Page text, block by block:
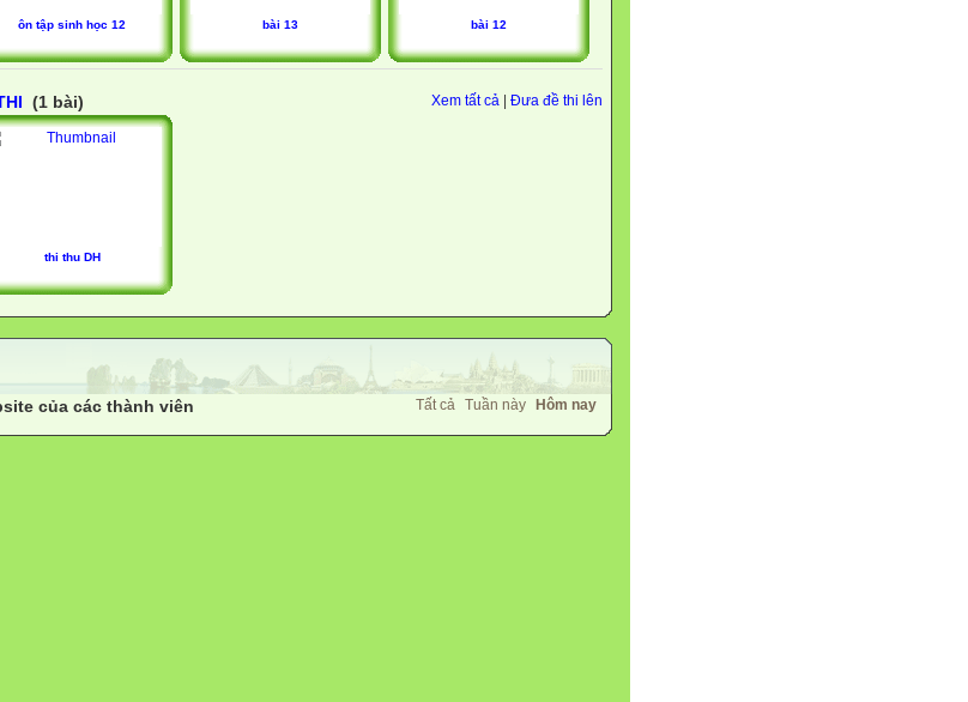
ôn tập sinh học 12 bài 13 bài 12
Xem tất cả Đưa đề thi lên
(1 bài)
thi thu DH
Tất cả Tuần này Hôm nay
của các thành viên